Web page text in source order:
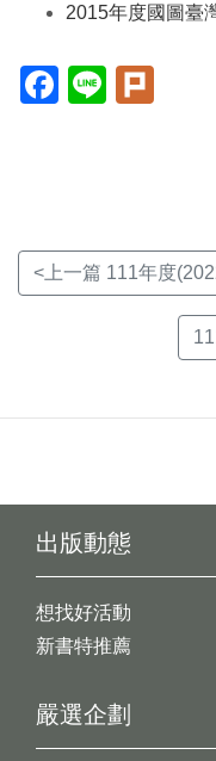
2015年度國圖臺
Facebook(另
開
Line(另
開
<上一篇 111年度
出版動態
想找好活動
新書特推薦
嚴選企劃